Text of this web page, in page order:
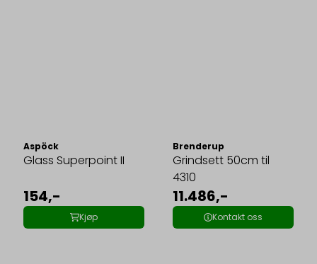
Aspöck
Glass Superpoint II
154,-
Kjøp
Brenderup
Grindsett 50cm til
4310
11.486,-
Kontakt oss